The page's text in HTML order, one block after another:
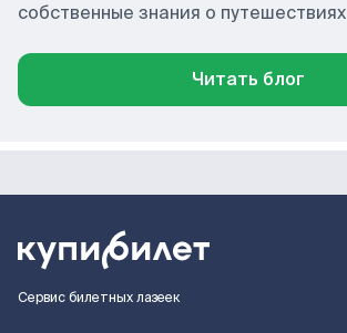
собственные знания о путешествиях
Читать блог
Сервис билетных лазеек